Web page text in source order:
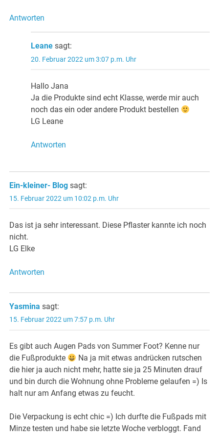
Antworten
Leane sagt:
20. Februar 2022 um 3:07 p.m. Uhr
Hallo Jana
Ja die Produkte sind echt Klasse, werde mir auch
noch das ein oder andere Produkt bestellen
LG Leane
Antworten
Ein-kleiner- Blog sagt:
15. Februar 2022 um 10:02 p.m. Uhr
Das ist ja sehr interessant. Diese Pflaster kannte ich noch
nicht.
LG Elke
Antworten
Yasmina sagt:
15. Februar 2022 um 7:57 p.m. Uhr
Es gibt auch Augen Pads von Summer Foot? Kenne nur
die Fußprodukte
Na ja mit etwas andrücken rutschen
die hier ja auch nicht mehr, hatte sie ja 25 Minuten drauf
und bin durch die Wohnung ohne Probleme gelaufen =) Is
halt nur am Anfang etwas zu feucht.
Die Verpackung is echt chic =) Ich durfte die Fußpads mit
Minze testen und habe sie letzte Woche verbloggt. Fand